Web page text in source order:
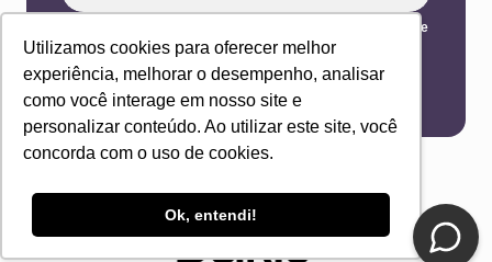
Utilizamos cookies para oferecer melhor
experiência, melhorar o desempenho, analisar
como você interage em nosso site e
personalizar conteúdo. Ao utilizar este site, você
concorda com o uso de cookies.
Ok, entendi!
Eu concordo com os Termos & Condições e Política de
Privacidade
ENVIAR